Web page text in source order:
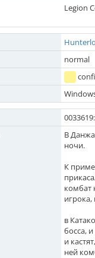
Legion
normal
В
ночи.
К
комбат
игрока,
в
босса,
и
ней